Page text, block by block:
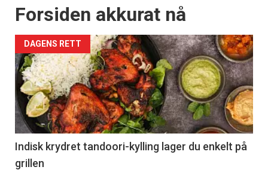
Forsiden akkurat nå
DAGENS RETT
Indisk krydret tandoori-kylling lager du enkelt på
grillen